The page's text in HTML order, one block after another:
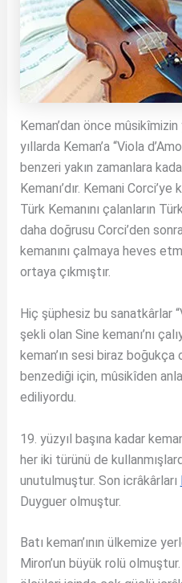
Keman’dan önce mûsikîmizin
yıllarda Keman’a “Viola
benzeri yakın zamanlara
Kemanı’dır. Kemani
Türk Kemanını çalanların
daha doğrusu Corci’den
kemanını çalmaya heves
ortaya çıkmıştır.
Hiç şüphesiz bu sanatkârlar
şekli olan Sine kemanı’nı
keman’ın sesi biraz
benzediği için, mûsikîden
ediliyordu.
19. yüzyıl başına kadar
her iki türünü de
unutulmuştur. Son icrâkârları
Duyguer olmuştur.
Batı keman’ının ülkemize
Miron’un büyük rolü